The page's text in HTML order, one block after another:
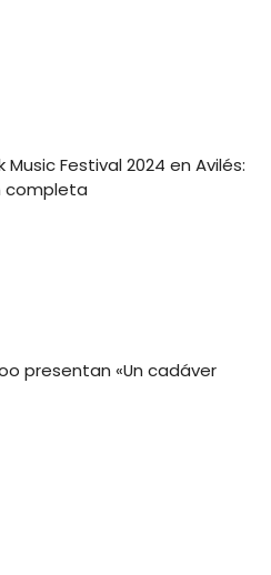
Music Festival 2024 en Avilés:
completa
presentan «Un cadáver